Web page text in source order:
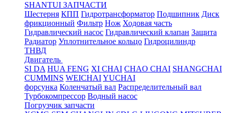
SHANTUI ЗАПЧАСТИ
Шестерня КПП Гидротрансформатор Подшипник Диск
фрикционный Фильтр Нож Ходовая часть
Гидравлический насос Гидравлический клапан Защита
Радиатор Уплотнительное кольцо Гидроцилиндр
ТНВД
Двигатель
SI DA HUA FENG XI CHAI CHAO CHAI SHANGCHAI
CUMMINS WEICHAIYUCHAI
форсунка Коленчатый вал Распределительный вал
Турбокомпрессор Водный насос
Погрузчик запчасти